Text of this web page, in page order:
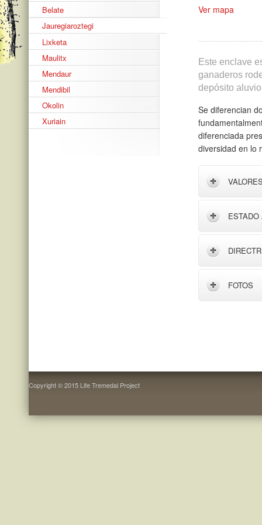
Belate
Jauregiaroztegi
Lixketa
Maulitx
Mendaur
Mendibil
Okolin
Xuriain
Ver mapa
Este enclave
ganaderos
depósito
Se diferencian
diferenciada
diversidad en lo
ESTADO
FOTOS
Copyright © 2015 Life Tremedal Project